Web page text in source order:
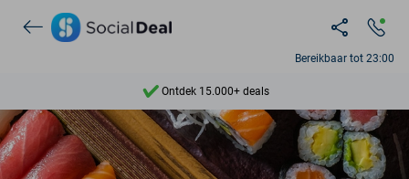
Bereikbaar tot 23:00
Ontdek 15.000+ deals
7 dagen per week beschikbaar
10+ miljoen leden